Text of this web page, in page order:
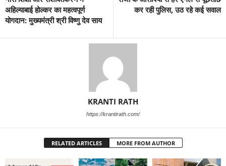
अहिल्याबाई होल्कर का महत्वपूर्ण
योगदान: मुख्यमंत्री श्री विष्णु देव साय
कर रही पुलिस, उठ रहे कई सवाल
KRANTI RATH
https://krantirath.com/
RELATED ARTICLES MORE FROM AUTHOR